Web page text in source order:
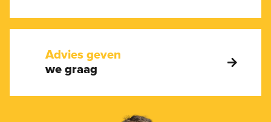
Advies geven
we graag